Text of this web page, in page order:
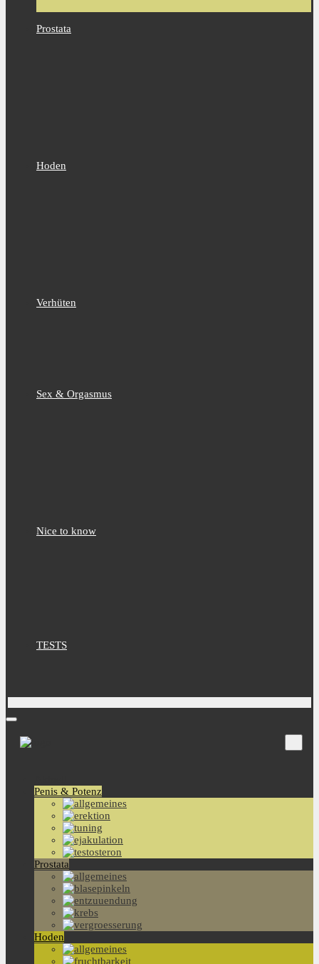
Prostata
Hoden
Verhüten
Sex & Orgasmus
Nice to know
TESTS
Penis & Potenz
Prostata
Hoden